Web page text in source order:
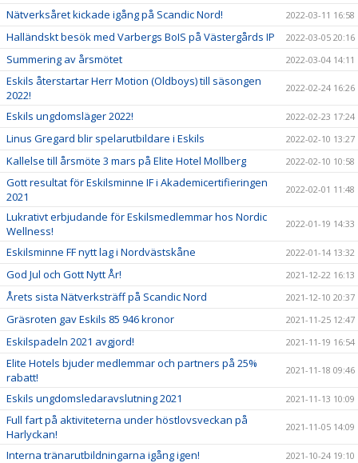
Nätverksåret kickade igång på Scandic Nord! 2022-03-11 16:58
Halländskt besök med Varbergs BoIS på Västergårds IP 2022-03-05 20:16
Summering av årsmötet 2022-03-04 14:11
Eskils återstartar Herr Motion (Oldboys) till säsongen
2022!
2022-02-24 16:26
Eskils ungdomsläger 2022! 2022-02-23 17:24
Linus Gregard blir spelarutbildare i Eskils 2022-02-10 13:27
Kallelse till årsmöte 3 mars på Elite Hotel Mollberg 2022-02-10 10:58
Gott resultat för Eskilsminne IF i Akademicertifieringen
2021
2022-02-01 11:48
Lukrativt erbjudande för Eskilsmedlemmar hos Nordic
Wellness!
2022-01-19 14:33
Eskilsminne FF nytt lag i Nordvästskåne 2022-01-14 13:32
God Jul och Gott Nytt År! 2021-12-22 16:13
Årets sista Nätverksträff på Scandic Nord 2021-12-10 20:37
Gräsroten gav Eskils 85 946 kronor 2021-11-25 12:47
Eskilspadeln 2021 avgjord! 2021-11-19 16:54
Elite Hotels bjuder medlemmar och partners på 25%
rabatt!
2021-11-18 09:46
Eskils ungdomsledaravslutning 2021 2021-11-13 10:09
Full fart på aktiviteterna under höstlovsveckan på
Harlyckan!
2021-11-05 14:09
Interna tränarutbildningarna igång igen! 2021-10-24 19:10